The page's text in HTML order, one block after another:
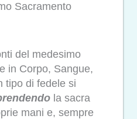
Sacramento
del medesimo
in Corpo, Sangue,
tipo di fedele si
la sacra
mani e, sempre